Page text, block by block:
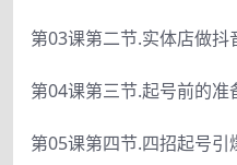
第03课第二节.实体店做
第04课第三节.起号前的
第05课第四节.四招起号